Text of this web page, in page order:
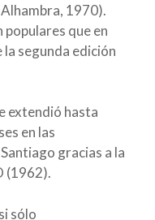
1970).
que en
segunda edición
extendió hasta
en las
gracias a la
(1962).
sólo